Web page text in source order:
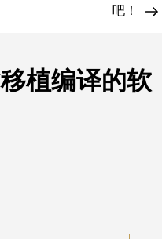
3A2000C
编
译
吧！
植编译的软